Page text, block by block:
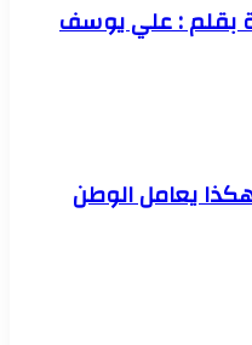
بقلم : علي يوسف
يعامل الوطن